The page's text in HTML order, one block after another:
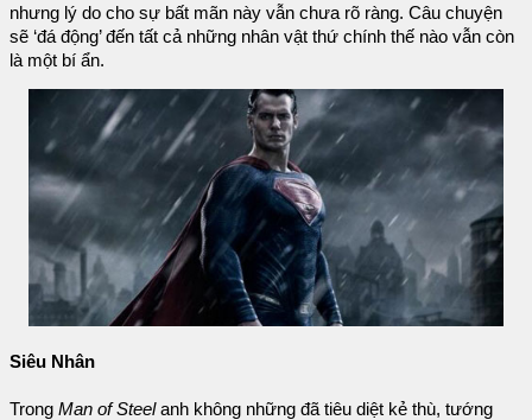
nhưng lý do cho sự bất mãn này vẫn chưa rõ ràng. Câu chuyện
sẽ ‘đá động’ đến tất cả những nhân vật thứ chính thế nào vẫn còn
là một bí ẩn.
Siêu Nhân
Trong Man of Steelanh không những đã tiêu diệt kẻ thù, tướng